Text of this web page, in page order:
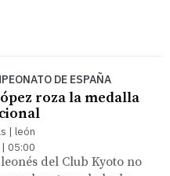
DE ESPAÑA
roza la medalla
| león
05:00
del Club Kyoto no